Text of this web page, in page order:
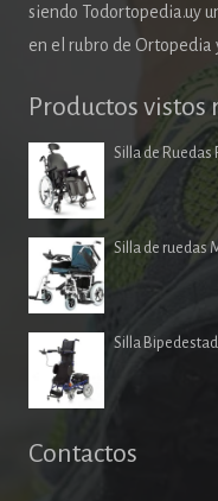
siendo Todortopedia.uy
en el rubro de Ortopedia
Productos
Silla de Ruedas
Silla de ruedas
Silla
Contactos